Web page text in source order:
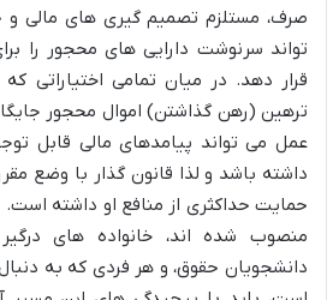
صرف، مستلزم تصمیم گیری های مالی
تواند سرنوشت دارایی های محجور را
قرار دهد. در میان تمامی اختیاراتی
ترهین (رهن گذاشتن) اموال محجور
عمل می تواند پیامدهای مالی قابل
داشته باشد و لذا قانون گذار با وضع
حمایت حداکثری از منافع او داشته
منصوب شده اند، خانواده های
دانشجویان حقوق، و هر فردی که به